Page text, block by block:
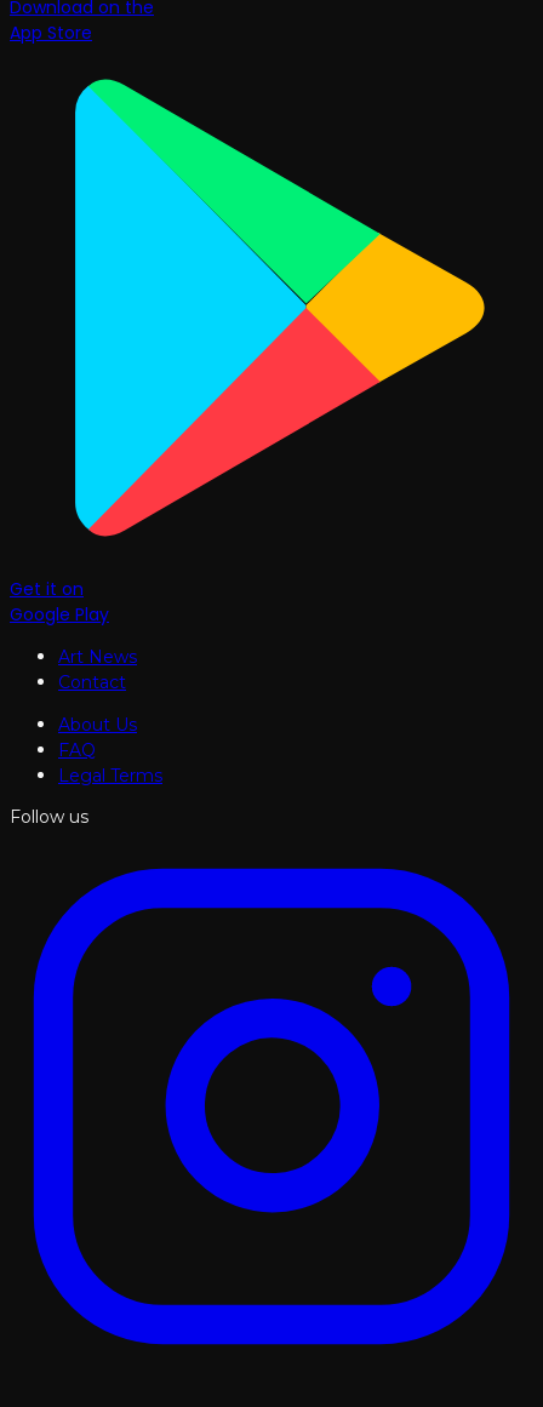
Download on the
App Store
Get it on
Google Play
Art News
Contact
About Us
FAQ
Legal Terms
Follow us